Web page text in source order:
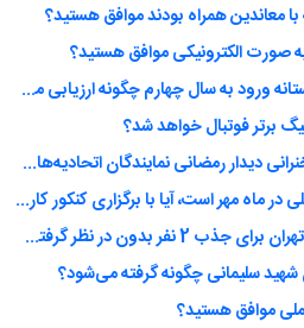
معاندین همراه بودند موافق هستید؟
صورت الکترونیکی موافق هستید؟
عملکرد مجلس یازدهم را در آستانه ورود به سال چهارم چگونه ارزیابی می‌کنید؟
برتر فوتبال خواهد شد؟
کدام مورد را برای طرح در سخنرانی دیدار رمضانی نمایندگان اتحادیه‌های دانشجویی مناسب‌تر می‌دانید؟ (انتخاب چند گزینه ممکن است)
در حالی که شروع سال تحصیلی در ماه مهر است، آیا با برگزاری کنکور کارشناسی ارشد و دکتری در اسفند ماه موافق هستید؟
آیا سهمیه اعضای شورای شهر تهران برای جذب 2 نفر بدون در نظر گرفتن مدرک و سابقه کار همانند یک دختر دهه هشتادی را درست می‌دانید؟
سلیمانی چگونه گرفته می‌شود؟
موافق هستید؟